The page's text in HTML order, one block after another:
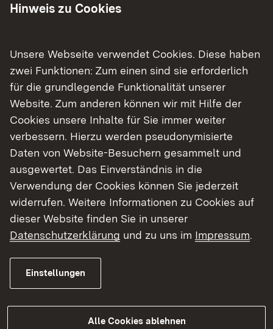
Das Regierungspräsidium Tübingen führt auf
Antrag des Landes Baden-Württemberg,
Straßenbauverwaltung, vertreten durch das
Referat 47.3 – Baureferat Süd – des
Regierungspräsidiums Tübingen, für das oben
genannte Vorhaben ein
Planfeststellungsverfahren nach dem
Straßengesetz für Baden-Württemberg (StrG)
durch. Es besteht keine Verpflichtung zur
Durchführung einer
Umweltverträglichkeitsprüfung.
Das Vorhaben umfasst den fahrbahnbegleitenden
Radweg entlang der Landesstraße 260 zwischen
der Einmündung der Kreisstraße 8030 und dem
südwestlichen Ortsausgang Altmannshofen.
Hinweis zu Cookies
Unsere Webseite verwendet Cookies. Diese haben
zwei Funktionen: Zum einen sind sie erforderlich
für die grundlegende Funktionalität unserer
Website. Zum anderen können wir mit Hilfe der
Cookies unsere Inhalte für Sie immer weiter
verbessern. Hierzu werden pseudonymisierte
Daten von Website-Besuchern gesammelt und
ausgewertet. Das Einverständnis in die
Verwendung der Cookies können Sie jederzeit
widerrufen. Weitere Informationen zu Cookies auf
dieser Website finden Sie in unserer
Datenschutzerklärung und zu uns im Impressum.
Einstellungen
Alle Cookies ablehnen